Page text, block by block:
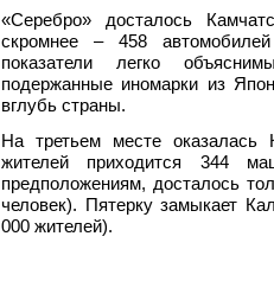
«Серебро» досталось
скромнее – 458
показатели легко
подержанные иномарки из
вглубь страны.
На третьем месте
жителей приходится 344
предположениям, досталось
человек). Пятерку замыкает
000 жителей).